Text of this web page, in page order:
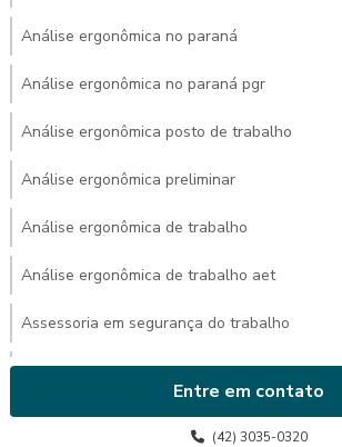
Análise ergonômica no paraná
Análise ergonômica no paraná pgr
Análise ergonômica posto de trabalho
Análise ergonômica preliminar
Análise ergonômica de trabalho
Análise ergonômica de trabalho aet
Assessoria em segurança do trabalho
Avaliação ambiental de calor
Avaliação de calor
Entre em contato
(42) 3035-0320